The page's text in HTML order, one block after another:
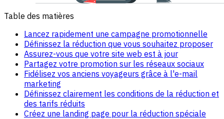
Table des matières
Lancez rapidement une campagne promotionnelle
Définissez la réduction que vous souhaitez proposer
Assurez-vous que votre site web est à jour
Partagez votre promotion sur les réseaux sociaux
Fidélisez vos anciens voyageurs grâce à l'e-mail
marketing
Définissez clairement les conditions de la réduction et
des tarifs réduits
Créez une landing page pour la réduction spéciale